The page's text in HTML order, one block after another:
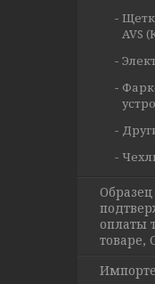
AVS
оплаты
товаре,